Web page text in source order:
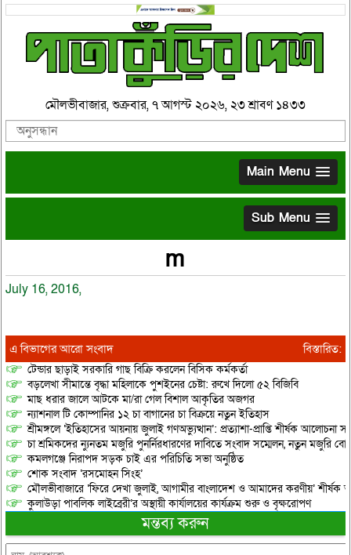
মৌলভীবাজার, শুক্রবার, ৭ আগস্ট ২০২৬, ২৩ শ্রাবণ ১৪৩৩
Main Menu
Sub Menu
m
July 16, 2016,
এ বিভাগের আরো সংবাদ বিস্তারিত:
টেন্ডার ছাড়াই সরকারি গাছ বিক্রি করলেন বিসিক কর্মকর্তা
বড়লেখা সীমান্তে বৃদ্ধা মহিলাকে পুশইনের চেষ্টা: রুখে দিলো ৫২ বিজিবি
মাছ ধরার জালে আটকে মা/রা গেল বিশাল আকৃতির অজগর
ন্যাশনাল টি কোম্পানির ১২ চা বাগানের চা বিক্রয়ে নতুন ইতিহাস
শ্রীমঙ্গলে ‘ইতিহাসের আয়নায় জুলাই গণঅভ্যুত্থান’: প্রত্যাশা-প্রাপ্তি শীর্ষক আলোচনা
চা শ্রমিকদের ন্যুনতম মজুরি পুনর্নিরধারণের দাবিতে সংবাদ সম্মেলন, নতুন মজুরি
কমলগঞ্জে নিরাপদ সড়ক চাই এর পরিচিতি সভা অনুষ্ঠিত
শোক সংবাদ ‘রসমোহন সিংহ’
মৌলভীবাজারে ‘ফিরে দেখা জুলাই, আগামীর বাংলাদেশ ও আমাদের করণীয়’ শীর্ষক
কুলাউড়া পাবলিক লাইব্রেরী’র অস্থায়ী কার্যালয়ের কার্যক্রম শুরু ও বৃক্ষরোপণ
মন্তব্য করুন